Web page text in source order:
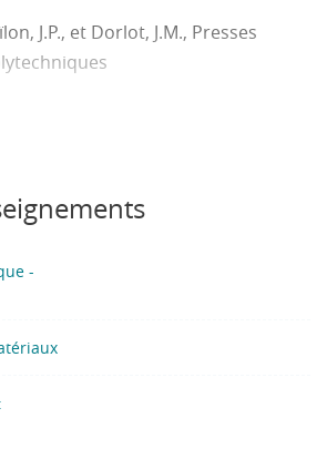
J.P., et Dorlot, J.M., Presses
J., Dunod
HomePage/Teaching_files/
et énergétique, L. Borel, PPUR
-